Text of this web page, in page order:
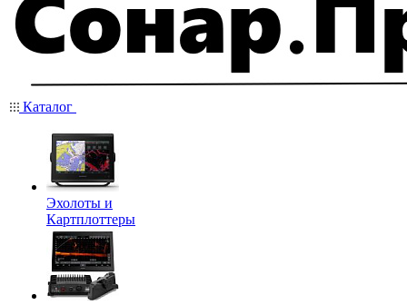
Каталог
Эхолоты и
Картплоттеры